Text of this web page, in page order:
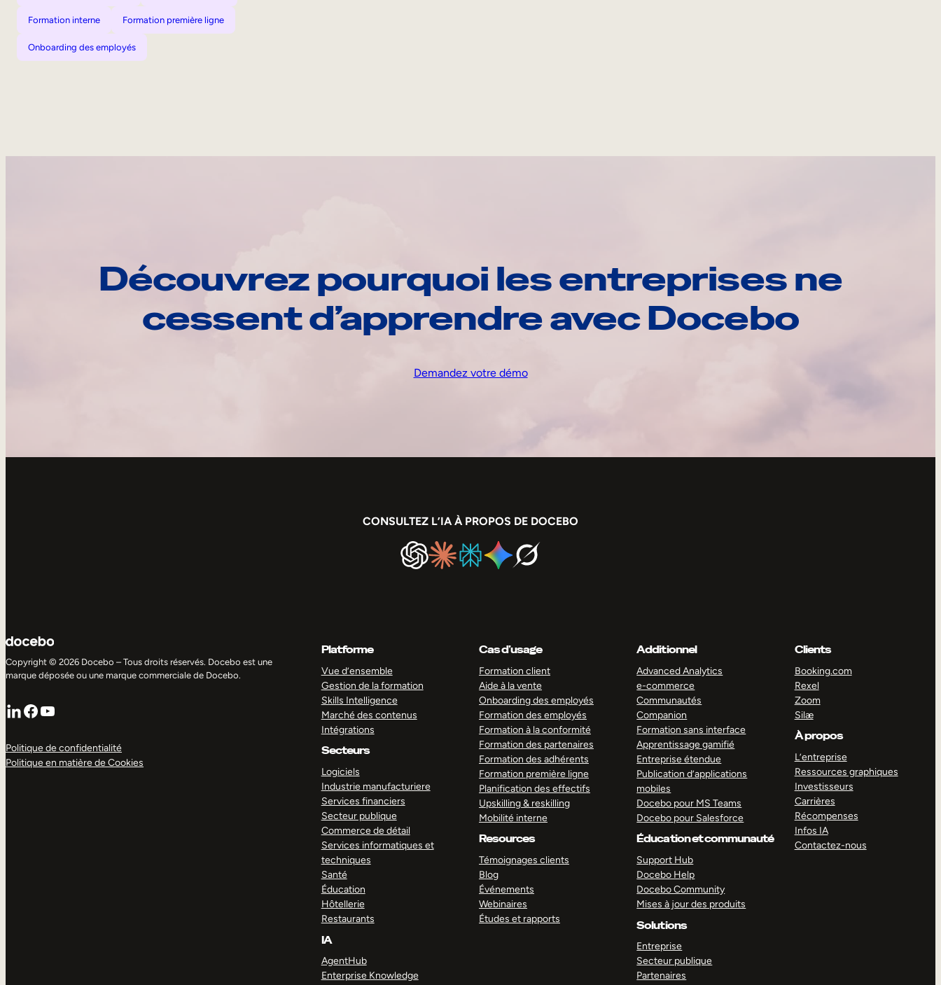
Formation interne Formation première ligne
Onboarding des employés
Découvrez pourquoi les entreprises ne
cessent d’apprendre avec Docebo
Demandez votre démo
CONSULTEZ L’IA À PROPOS DE DOCEBO
Copyright © 2026 Docebo – Tous droits réservés. Docebo est une
marque déposée ou une marque commerciale de Docebo.
LinkedIn
Facebook
YouTube
Politique de confidentialité
Politique en matière de Cookies
Platforme
Vue d’ensemble
Gestion de la formation
Skills Intelligence
Marché des contenus
Intégrations
Secteurs
Logiciels
Industrie manufacturiere
Services financiers
Secteur publique
Commerce de détail
Services informatiques et
techniques
Santé
Éducation
Hôtellerie
Restaurants
IA
AgentHub
Enterprise Knowledge
Cas d’usage
Formation client
Aide à la vente
Onboarding des employés
Formation des employés
Formation à la conformité
Formation des partenaires
Formation des adhérents
Formation première ligne
Planification des effectifs
Upskilling & reskilling
Mobilité interne
Resources
Témoignages clients
Blog
Événements
Webinaires
Études et rapports
Additionnel
Advanced Analytics
e-commerce
Communautés
Companion
Formation sans interface
Apprentissage gamifié
Entreprise étendue
Publication d’applications
mobiles
Docebo pour MS Teams
Docebo pour Salesforce
Éducation et communauté
Support Hub
Docebo Help
Docebo Community
Mises à jour des produits
Solutions
Entreprise
Secteur publique
Partenaires
Clients
Booking.com
Rexel
Zoom
Silæ
À propos
L’entreprise
Ressources graphiques
Investisseurs
Carrières
Récompenses
Infos IA
Contactez-nous